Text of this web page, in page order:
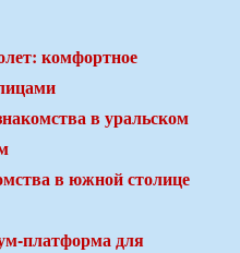
комфортное
в уральском
в южной столице
платформа для